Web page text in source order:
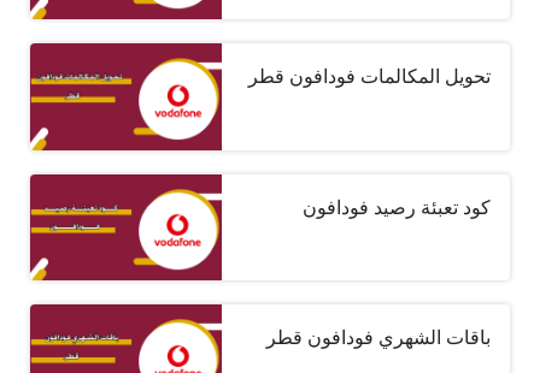
تحويل المكالمات فودافون قطر
كود تعبئة رصيد فودافون
باقات الشهري فودافون قطر